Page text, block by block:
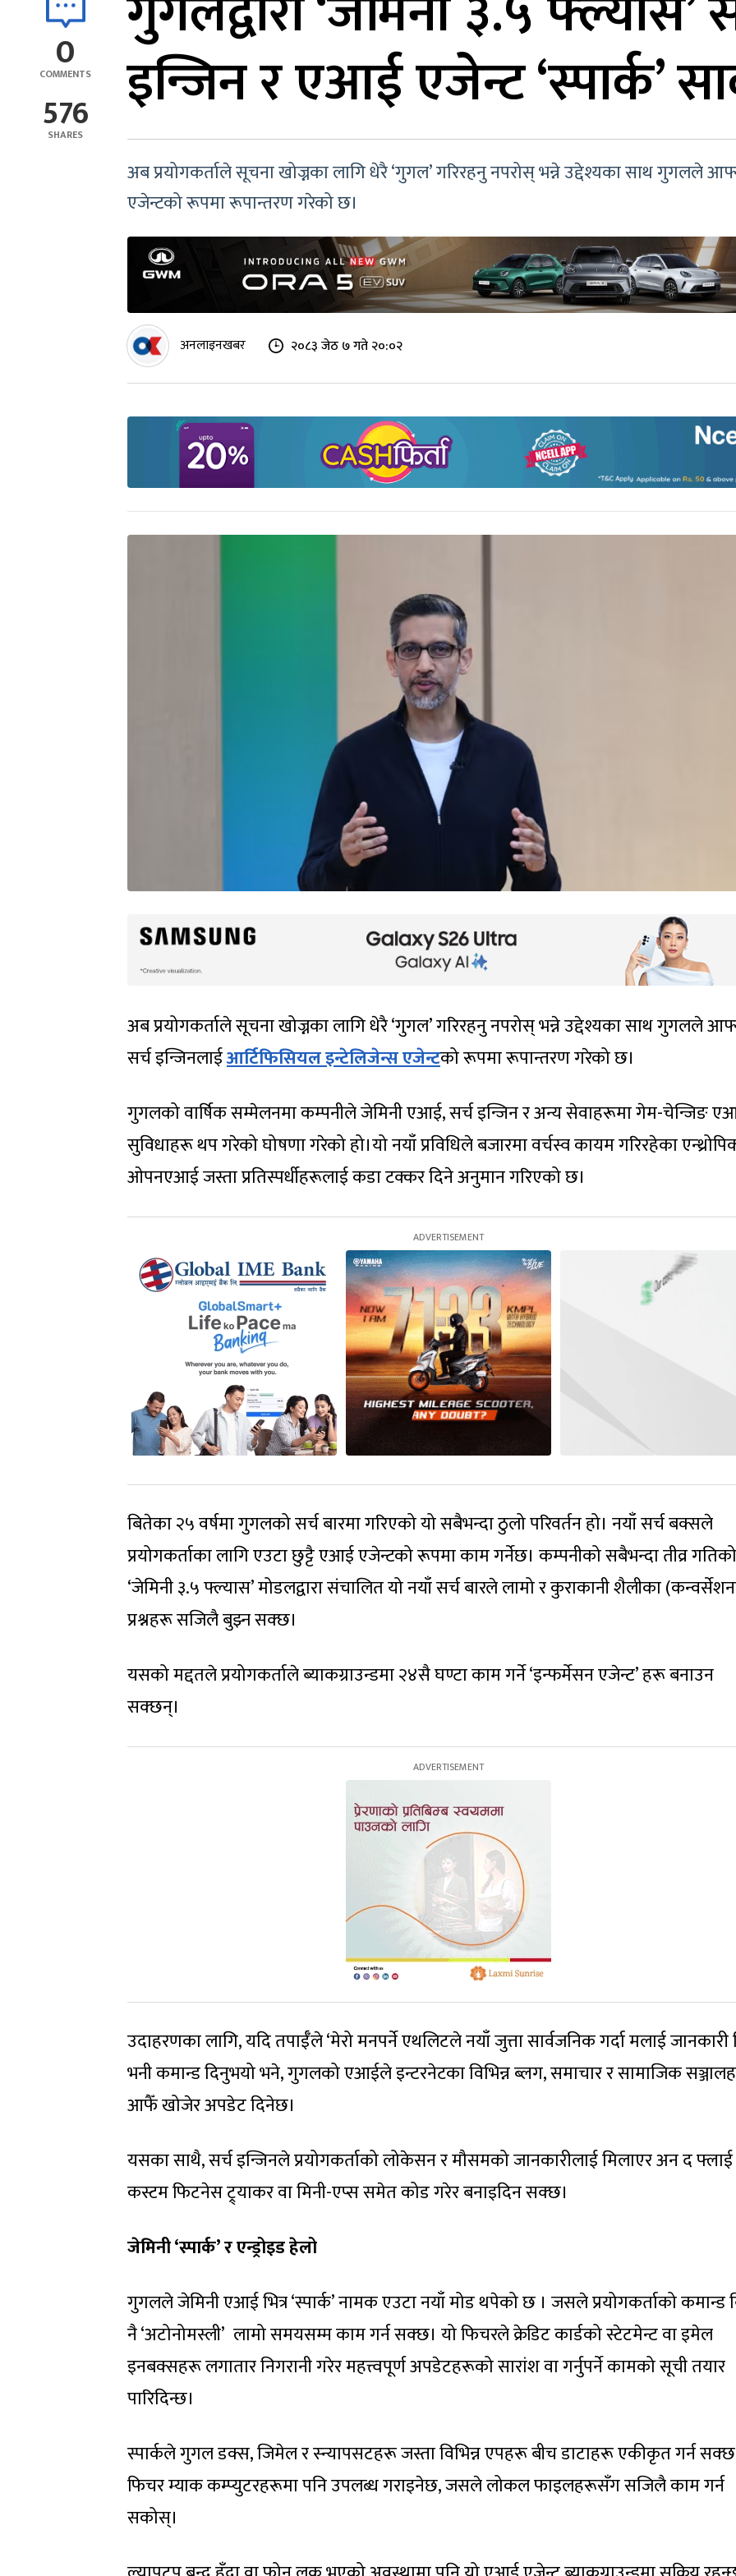
0
COMMENTS
576
SHARES
इन्जिन र एआई एजेन्ट ‘स्पार्क’
अब प्रयोगकर्ताले सूचना खोज्नका लागि धेरै ‘गुगल’ गरिरहनु नपरोस् भन्ने उद्देश्यका साथ गुगलले
एजेन्टको रूपमा रूपान्तरण गरेको छ।
अनलाइनखबर २०८३ जेठ ७ गते २०:०२
अब प्रयोगकर्ताले सूचना खोज्नका लागि धेरै ‘गुगल’ गरिरहनु नपरोस् भन्ने उद्देश्यका साथ गुगलले
सर्च इन्जिनलाईआर्टिफिसियल इन्टेलिजेन्स एजेन्टको रूपमा रूपान्तरण गरेको छ।
गुगलको वार्षिक सम्मेलनमा कम्पनीले जेमिनी एआई, सर्च इन्जिन र अन्य सेवाहरूमा गेम-चेन्जिङ
सुविधाहरू थप गरेको घोषणा गरेको हो।यो नयाँ प्रविधिले बजारमा वर्चस्व कायम गरिरहेका
ओपनएआई जस्ता प्रतिस्पर्धीहरूलाई कडा टक्कर दिने अनुमान गरिएको छ।
बितेका २५ वर्षमा गुगलको सर्च बारमा गरिएको यो सबैभन्दा ठुलो परिवर्तन हो। नयाँ सर्च बक्सले
प्रयोगकर्ताका लागि एउटा छुट्टै एआई एजेन्टको रूपमा काम गर्नेछ। कम्पनीको सबैभन्दा तीव्र गतिको
‘जेमिनी ३.५ फ्ल्यास’ मोडलद्वारा संचालित यो नयाँ सर्च बारले लामो र कुराकानी शैलीका
प्रश्नहरू सजिलै बुझ्न सक्छ।
यसको मद्दतले प्रयोगकर्ताले ब्याकग्राउन्डमा २४सै घण्टा काम गर्ने ‘इन्फर्मेसन एजेन्ट’ हरू बनाउन
सक्छन्।
उदाहरणका लागि, यदि तपाईँले ‘मेरो मनपर्ने एथलिटले नयाँ जुत्ता सार्वजनिक गर्दा मलाई जानकारी
भनी कमान्ड दिनुभयो भने, गुगलको एआईले इन्टरनेटका विभिन्न ब्लग, समाचार र सामाजिक
आफैँ खोजेर अपडेट दिनेछ।
यसका साथै, सर्च इन्जिनले प्रयोगकर्ताको लोकेसन र मौसमको जानकारीलाई मिलाएर अन द
कस्टम फिटनेस ट्र्याकर वा मिनी-एप्स समेत कोड गरेर बनाइदिन सक्छ।
जेमिनी ‘स्पार्क’ र एन्ड्रोइड हेलो
गुगलले जेमिनी एआई भित्र ‘स्पार्क’ नामक एउटा नयाँ मोड थपेको छ । जसले प्रयोगकर्ताको कमान्ड
नै ‘अटोनोमस्ली’ लामो समयसम्म काम गर्न सक्छ। यो फिचरले क्रेडिट कार्डको स्टेटमेन्ट वा इमेल
इनबक्सहरू लगातार निगरानी गरेर महत्त्वपूर्ण अपडेटहरूको सारांश वा गर्नुपर्ने कामको सूची तयार
पारिदिन्छ।
स्पार्कले गुगल डक्स, जिमेल र स्न्यापसटहरू जस्ता विभिन्न एपहरू बीच डाटाहरू एकीकृत गर्न
फिचर म्याक कम्प्युटरहरूमा पनि उपलब्ध गराइनेछ, जसले लोकल फाइलहरूसँग सजिलै काम गर्न
सकोस्।